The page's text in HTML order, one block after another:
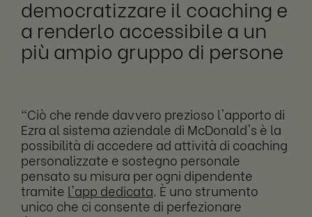
democratizzare il coaching e
a renderlo accessibile a un
più ampio gruppo di persone
“Ciò che rende davvero prezioso l'apporto di
Ezra al sistema aziendale di McDonald's è la
possibilità di accedere ad attività di coaching
personalizzate e sostegno personale
pensato su misura per ogni dipendente
tramite l'app dedicata. È uno strumento
unico che ci consente di perfezionare